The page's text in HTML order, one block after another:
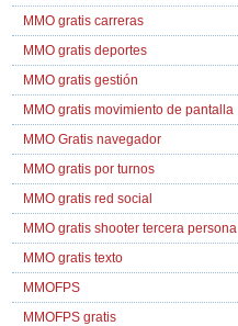
MMO gratis carreras
MMO gratis deportes
MMO gratis gestión
MMO gratis movimiento de pantalla
MMO Gratis navegador
MMO gratis por turnos
MMO gratis red social
MMO gratis shooter tercera persona
MMO gratis texto
MMOFPS
MMOFPS gratis